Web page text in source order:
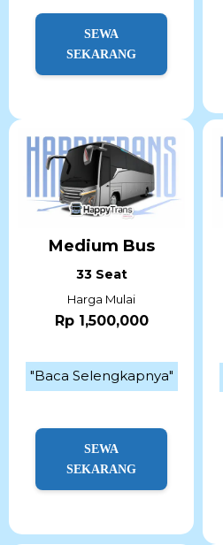
SEWA
SEKARANG
Medium Bus
33 Seat
Harga Mulai
Rp 1,500,000
"Baca Selengkapnya"
SEWA
SEKARANG